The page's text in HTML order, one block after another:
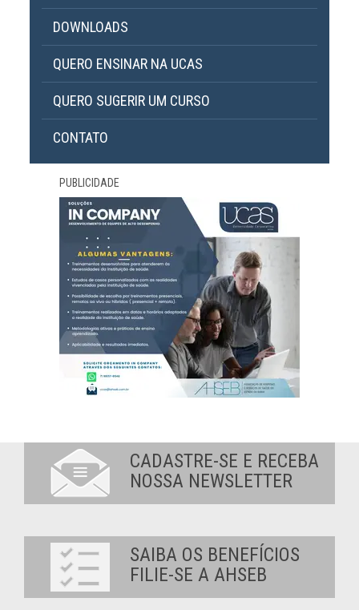
DOWNLOADS
QUERO ENSINAR NA UCAS
QUERO SUGERIR UM CURSO
CONTATO
PUBLICIDADE
CADASTRE-SE E RECEBA
NOSSA NEWSLETTER
SAIBA OS BENEFÍCIOS
FILIE-SE A AHSEB